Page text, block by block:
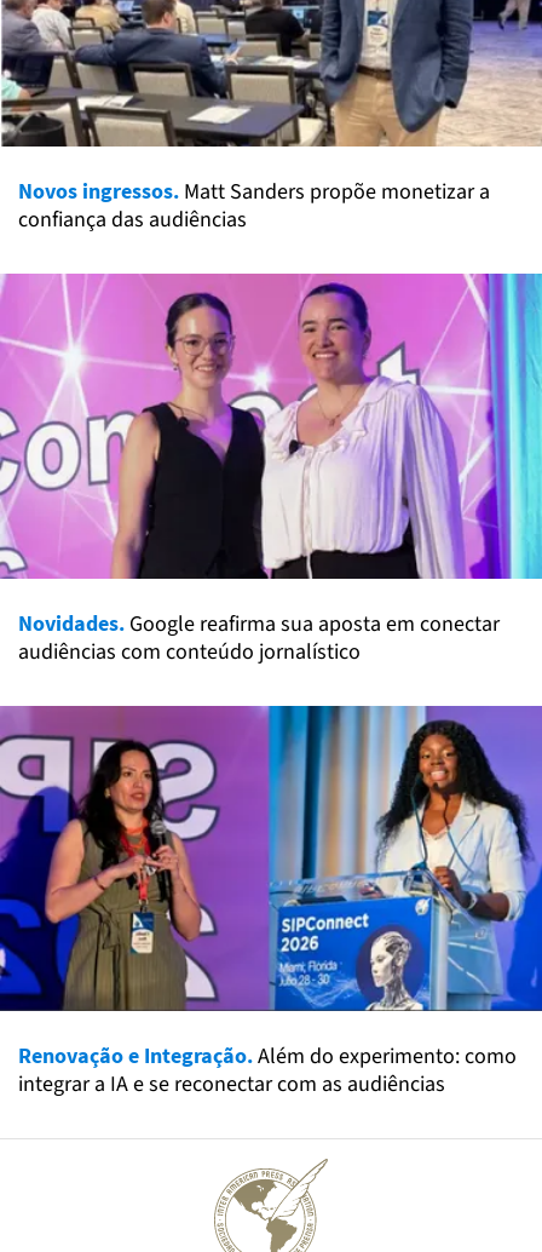
Novos ingressos. Matt Sanders propõe monetizar a
confiança das audiências
Novidades. Google reafirma sua aposta em conectar
audiências com conteúdo jornalístico
Renovação e Integração.Além do experimento: como
integrar a IA e se reconectar com as audiências